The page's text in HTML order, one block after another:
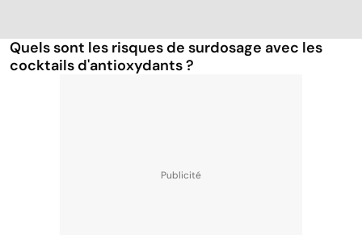
Quels sont les risques de surdosage avec les
cocktails d'antioxydants ?